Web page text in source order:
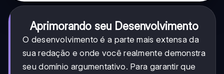
Aprimorando seu Desenvolvimento
O desenvolvimento é a parte mais extensa da
sua redação e onde você realmente demonstra
seu domínio argumentativo. Para garantir que